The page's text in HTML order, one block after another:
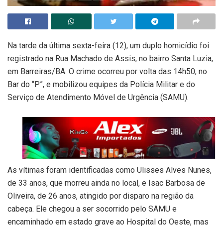
Na tarde da última sexta-feira (12), um duplo homicídio foi
registrado na Rua Machado de Assis, no bairro Santa Luzia,
em Barreiras/BA. O crime ocorreu por volta das 14h50, no
Bar do “P”, e mobilizou equipes da Polícia Militar e do
Serviço de Atendimento Móvel de Urgência (SAMU).
As vítimas foram identificadas como Ulisses Alves Nunes,
de 33 anos, que morreu ainda no local, e Isac Barbosa de
Oliveira, de 26 anos, atingido por disparo na região da
cabeça. Ele chegou a ser socorrido pelo SAMU e
encaminhado em estado grave ao Hospital do Oeste, mas